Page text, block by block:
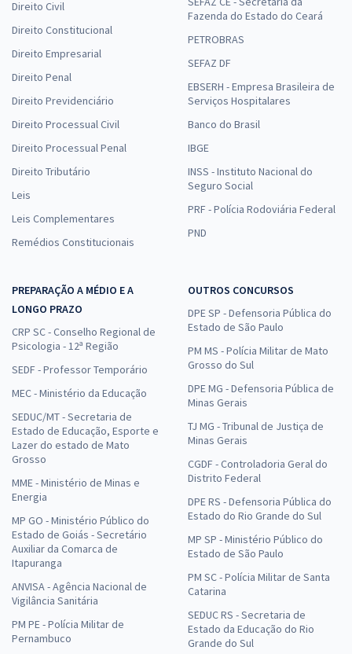
Direito Civil
Direito Constitucional
Direito Empresarial
Direito Penal
Direito Previdenciário
Direito Processual Civil
Direito Processual Penal
Direito Tributário
Leis
Leis Complementares
Remédios Constitucionais
Fazenda do Estado do Ceará
PETROBRAS
SEFAZ DF
EBSERH - Empresa Brasileira de
Serviços Hospitalares
Banco do Brasil
IBGE
INSS - Instituto Nacional do
Seguro Social
PRF - Polícia Rodoviária Federal
PND
PREPARAÇÃO A MÉDIO E A
LONGO PRAZO
CRP SC - Conselho Regional de
Psicologia - 12ª Região
SEDF - Professor Temporário
MEC - Ministério da Educação
SEDUC/MT - Secretaria de
Estado de Educação, Esporte e
Lazer do estado de Mato
Grosso
MME - Ministério de Minas e
Energia
MP GO - Ministério Público do
Estado de Goiás - Secretário
Auxiliar da Comarca de
Itapuranga
ANVISA - Agência Nacional de
Vigilância Sanitária
PM PE - Polícia Militar de
Pernambuco
OUTROS CONCURSOS
DPE SP - Defensoria Pública do
Estado de São Paulo
PM MS - Polícia Militar de Mato
Grosso do Sul
DPE MG - Defensoria Pública de
Minas Gerais
TJ MG - Tribunal de Justiça de
Minas Gerais
CGDF - Controladoria Geral do
Distrito Federal
DPE RS - Defensoria Pública do
Estado do Rio Grande do Sul
MP SP - Ministério Público do
Estado de São Paulo
PM SC - Polícia Militar de Santa
Catarina
SEDUC RS - Secretaria de
Estado da Educação do Rio
Grande do Sul